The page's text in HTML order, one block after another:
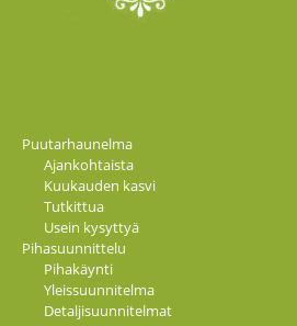
Puutarhaunelma
Ajankohtaista
Kuukauden kasvi
Tutkittua
Usein kysyttyä
Pihasuunnittelu
Pihakäynti
Yleissuunnitelma
Detaljisuunnitelmat